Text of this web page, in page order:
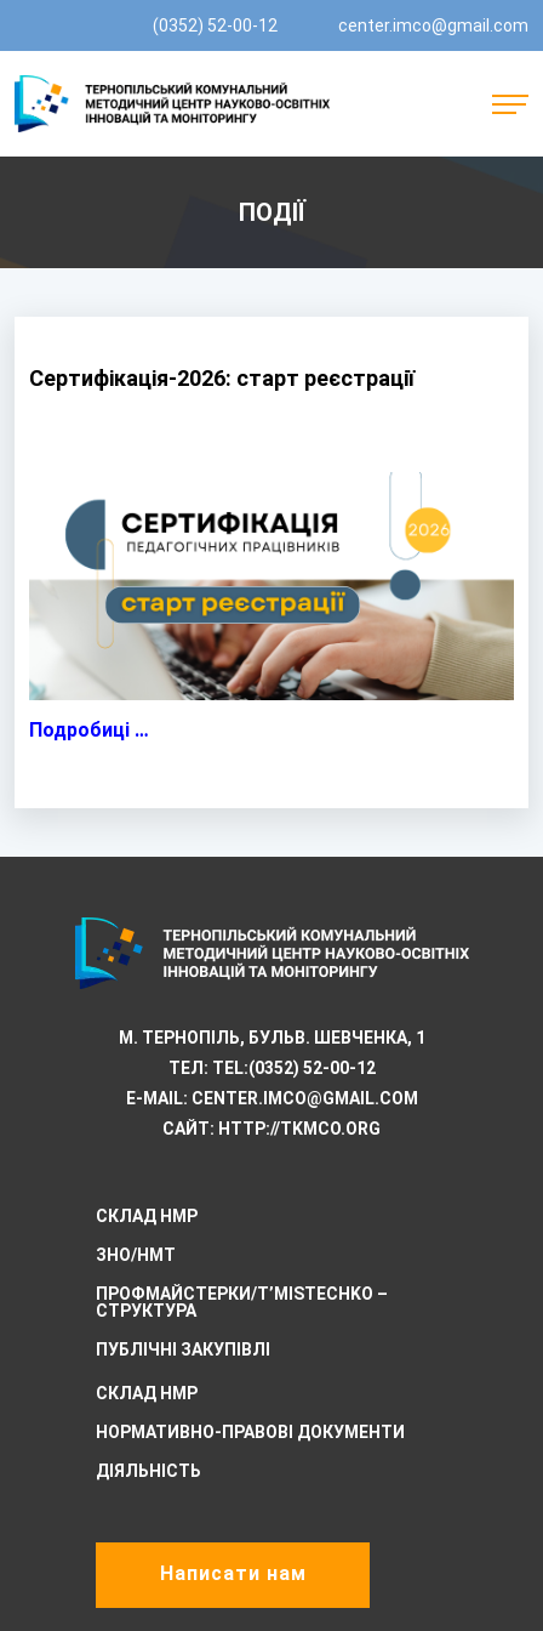
(0352) 52-00-12 center.imco@gmail.com
ПОДІЇ
Сертифікація-2026: старт реєстрації
Подробиці …
М. ТЕРНОПІЛЬ, БУЛЬВ. ШЕВЧЕНКА, 1
ТЕЛ: TEL:(0352) 52-00-12
E-MAIL: CENTER.IMCO@GMAIL.COM
САЙТ: HTTP://TKMCО.ORG
СКЛАД НМР
НОРМАТИВНО-ПРАВОВІ ДОКУМЕНТИ
ДІЯЛЬНІСТЬ
Написати нам
СКЛАД НМР
ЗНО/НМТ
ПРОФМАЙСТЕРКИ/T’MISTECHKO –
CТРУКТУРА
ПУБЛІЧНІ ЗАКУПІВЛІ